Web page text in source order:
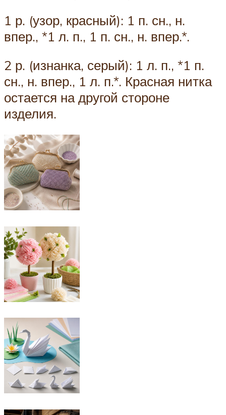
1 р. (узор, красный): 1 п. сн., н.
впер., *1 л. п., 1 п. сн., н. впер.*.
2 р. (изнанка, серый): 1 л. п., *1 п.
сн., н. впер., 1 л. п.*. Красная нитка
остается на другой стороне
изделия.